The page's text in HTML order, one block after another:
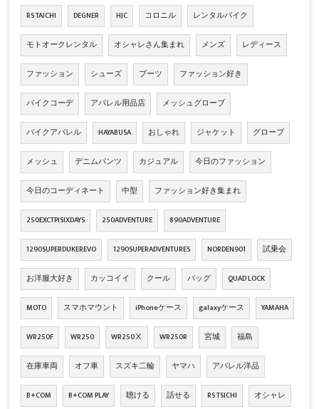
RS TAICHI DEGNER HJC コロニル レンタルバイク
モトオークレンタル オシャレさん集まれ メンズ レディース
ファッション シューズ ブーツ ファッション好き
バイクコーデ アパレル用品店 メッシュグローブ
バイクアパレル HAYABUSA おしゃれ ジャケット グローブ
メッシュ デニムパンツ カジュアル 今日のファッション
今日のコーディネート 中型 ファッション好き集まれ
250EXCTPISIXDAYS 250ADVENTURE 890ADVENTURE
1290SUPERDUKEREVO 1290SUPERADVENTURES NORDEN901 試乗会
お洋服大好き カッコイイ クール バッグ QUAD LOCK
MOTO スマホマウント iPhoneケース galaxyケース YAMAHA
WR250F WR250 WR250Ⅹ WR250R 宮城 福島
在庫車両 オフ車 スズキ二輪 ヤマハ アパレル洋品
B+COM B+COM PLAY 聴ける 話せる RS TSICHI オシャレ